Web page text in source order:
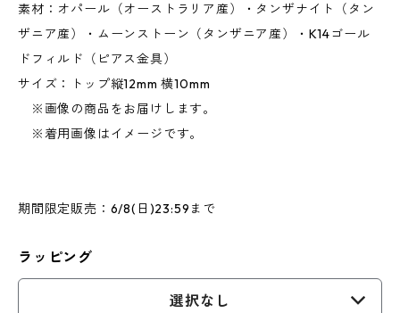
素材：オパール（オーストラリア産）・タンザナイト（タン
ザニア産）・ムーンストーン（タンザニア産）・K14ゴール
ドフィルド（ピアス金具）
サイズ：トップ縦12mm 横10mm
※画像の商品をお届けします。
※着用画像はイメージです。
期間限定販売：6/8(日)23:59まで
ラッピング
選択なし